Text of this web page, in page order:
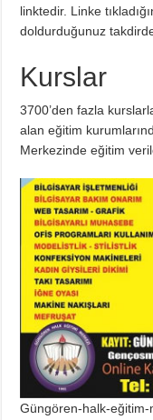
linktedir. Linke
doldurduğunuz
Kurslar
3700’den fazla
alan eğitim
Merkezinde eğitim
Güngören-halk-eğitim-